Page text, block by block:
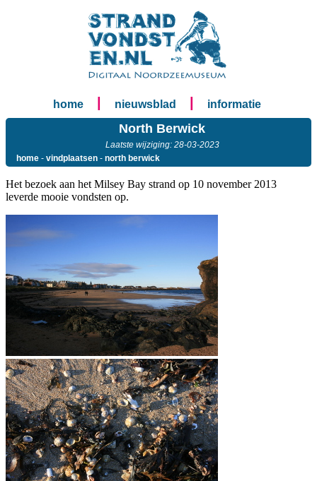
home nieuwsblad informatie
North Berwick
Laatste wijziging: 28-03-2023
home - vindplaatsen - north berwick
Het bezoek aan het Milsey Bay strand op 10 november 2013
leverde mooie vondsten op.